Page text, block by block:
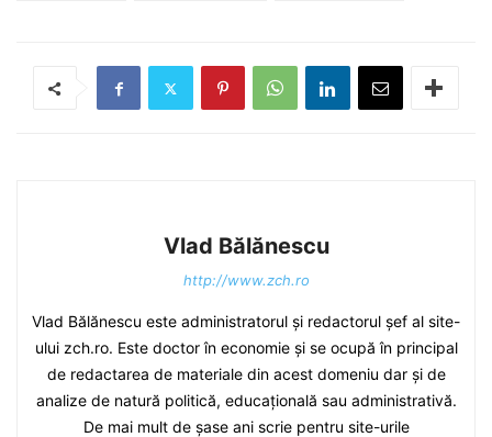
Vlad Bălănescu
http://www.zch.ro
Vlad Bălănescu este administratorul și redactorul șef al site-
ului zch.ro. Este doctor în economie și se ocupă în principal
de redactarea de materiale din acest domeniu dar și de
analize de natură politică, educațională sau administrativă.
De mai mult de șase ani scrie pentru site-urile